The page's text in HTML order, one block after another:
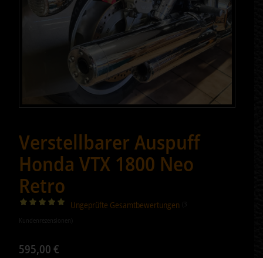
Verstellbarer Auspuff
Honda VTX 1800 Neo
Retro
von 5,
Ungeprüfte Gesamtbewertungen
Kundenrezensionen)
595,00€